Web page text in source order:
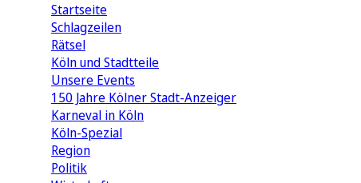
Startseite
Schlagzeilen
Rätsel
Köln und Stadtteile
Unsere Events
150 Jahre Kölner Stadt-Anzeiger
Karneval in Köln
Köln-Spezial
Region
Politik